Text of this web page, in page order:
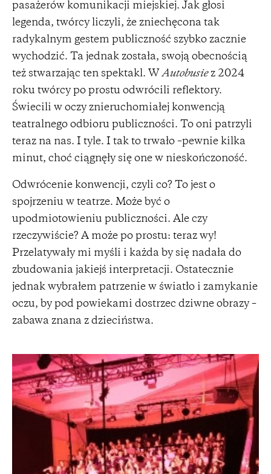
pasażerów komunikacji miejskiej. Jak głosi
legenda, twórcy liczyli, że zniechęcona tak
radykalnym gestem publiczność szybko zacznie
wychodzić. Ta jednak została, swoją obecnością
też stwarzając ten spektakl. W Autobusiez 2024
roku twórcy po prostu odwrócili reflektory.
Świecili w oczy znieruchomiałej konwencją
teatralnego odbioru publiczności. To oni patrzyli
teraz na nas. I tyle. I tak to trwało –pewnie kilka
minut, choć ciągnęły się one w nieskończoność.
Odwrócenie konwencji, czyli co? To jest o
spojrzeniu w teatrze. Może być o
upodmiotowieniu publiczności. Ale czy
rzeczywiście? A może po prostu: teraz wy!
Przelatywały mi myśli i każda by się nadała do
zbudowania jakiejś interpretacji. Ostatecznie
jednak wybrałem patrzenie w światło i zamykanie
oczu, by pod powiekami dostrzec dziwne obrazy –
zabawa znana z dzieciństwa.